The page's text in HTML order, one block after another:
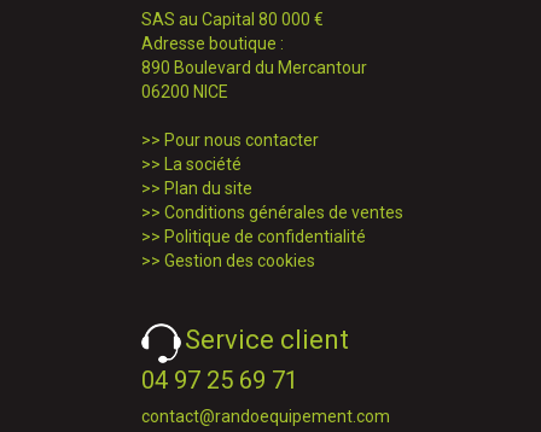
SAS au Capital 80 000 €
Adresse boutique :
890 Boulevard du Mercantour
06200 NICE
>> Pour nous contacter
>> La société
>> Plan du site
>> Conditions générales de ventes
>> Politique de confidentialité
>> Gestion des cookies
Service client
04 97 25 69 71
contact@randoequipement.com